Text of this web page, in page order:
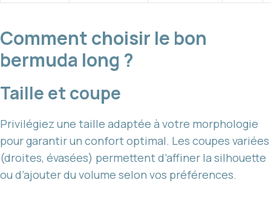
Comment choisir le bon
bermuda long ?
Taille et coupe
Privilégiez une taille adaptée à votre morphologie
pour garantir un confort optimal. Les coupes variées
(droites, évasées) permettent d’affiner la silhouette
ou d’ajouter du volume selon vos préférences.